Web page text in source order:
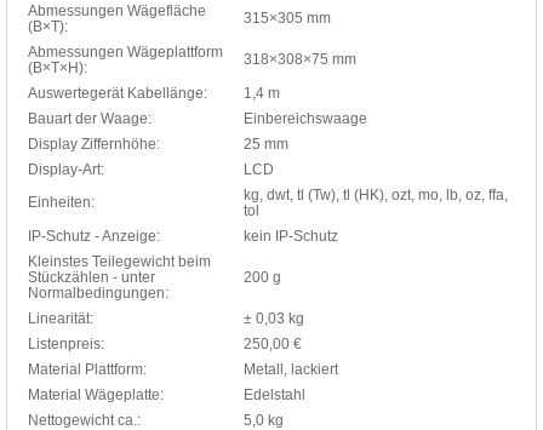
Abmessungen Wägefläche
(B×T):
315×305 mm
Abmessungen Wägeplattform
(B×T×H):
318×308×75 mm
Auswertegerät Kabellänge:
1,4 m
Bauart der Waage:
Einbereichswaage
Display Ziffernhöhe:
25 mm
Display-Art:
LCD
Einheiten:
kg, dwt, tl (Tw), tl (HK), ozt, mo, lb, oz, ffa,
tol
IP-Schutz - Anzeige:
kein IP-Schutz
Kleinstes Teilegewicht beim
Stückzählen - unter
Normalbedingungen:
200 g
Linearität:
± 0,03 kg
Listenpreis:
250,00 €
Material Plattform:
Metall, lackiert
Material Wägeplatte:
Edelstahl
Nettogewicht ca.:
5,0 kg